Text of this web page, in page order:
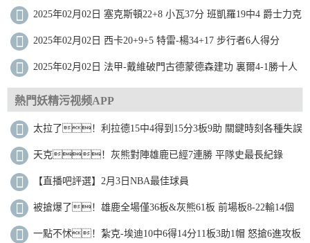
拒絕黃蜂逆轉
2025年02月02日 塞克斯頓22+8 小瓦37分 班凱羅19中4 爵士力克
魔術止8連敗
2025年02月02日 西卡20+9+5 特雷-楊34+17 步行者6人得分
15+送老鷹8連敗
2025年02月02日 法甲-戴維破門古德蒙德森建功 裏爾4-1勝十人
聖埃蒂安
熱門妖精污视频APP
太拉了！利拉德15中4得到15分3板9助 關鍵時刻各種失誤
天克！灰熊對陣雄鹿已經7連勝 平隊史最長紀錄
【直播吧評選】2月3日NBA最佳球員
被搶爆了！雄鹿全場僅36板&灰熊61板 前場板8-22輸14個
一點不怵！紮克-埃迪10中6得14分11板3助1帽 怒搶6進攻板